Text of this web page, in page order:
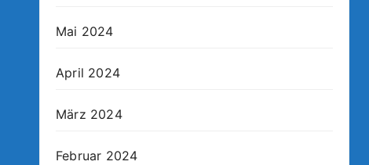
Mai 2024
April 2024
März 2024
Februar 2024